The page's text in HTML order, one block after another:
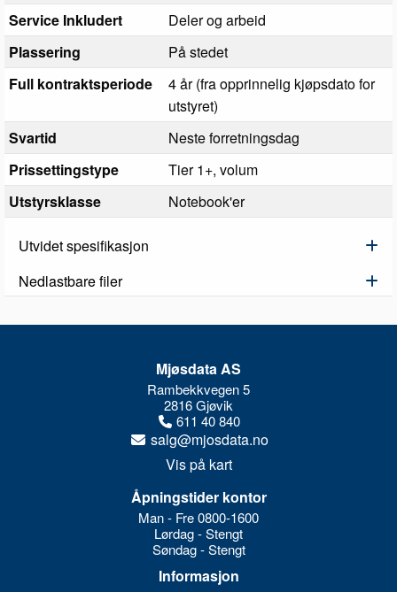
Service Inkludert
Deler og arbeid
Plassering
På stedet
Full kontraktsperiode
4 år (fra opprinnelig kjøpsdato for
utstyret)
Svartid
Neste forretningsdag
Prissettingstype
Tier 1+, volum
Utstyrsklasse
Notebook'er
Utvidet spesifikasjon
Nedlastbare filer
Mjøsdata AS
Rambekkvegen 5
2816 Gjøvik
611 40 840
salg@mjosdata.no
Vis på kart
Åpningstider kontor
Man - Fre 0800-1600
Lørdag - Stengt
Søndag - Stengt
Informasjon